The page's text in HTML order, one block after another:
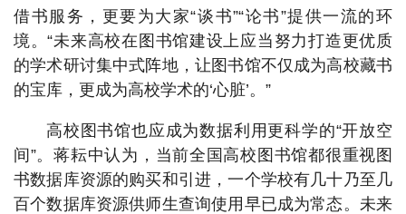
借书服务，更要为大家“谈书”“论书”提供一流的环
境。“未来高校在图书馆建设上应当努力打造更优质
的学术研讨集中式阵地，让图书馆不仅成为高校藏书
的宝库，更成为高校学术的‘心脏’。”
高校图书馆也应成为数据利用更科学的“开放空
间”。蒋耘中认为，当前全国高校图书馆都很重视图
书数据库资源的购买和引进，一个学校有几十乃至几
百个数据库资源供师生查询使用早已成为常态。未来